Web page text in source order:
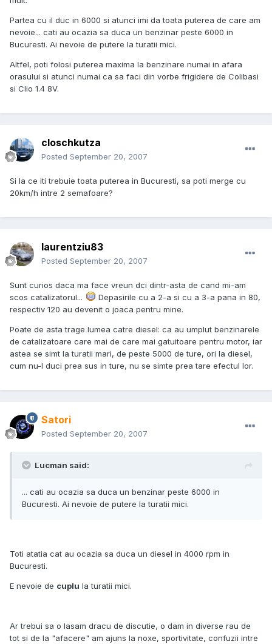
Partea cu il duc in 6000 si atunci imi da toata puterea de care am
nevoie... cati au ocazia sa duca un benzinar peste 6000 in
Bucuresti. Ai nevoie de putere la turatii mici.
Altfel, poti folosi puterea maxima la benzinare numai in afara
orasului si atunci numai ca sa faci din vorbe frigidere de Colibasi
si Clio 1.4 8V.
closchkutza
Posted September 20, 2007
Si la ce iti trebuie toata puterea in Bucuresti, sa poti merge cu
20km/h intre 2 semafoare?
laurentziu83
Posted September 20, 2007
Sunt curios daca ma face vreun dci dintr-asta de cand mi-am
scos catalizatorul...
Depasirile cu a 2-a si cu a 3-a pana in 80,
respectiv 120 au devenit o joaca pentru mine.
Poate de asta trage lumea catre diesel: ca au umplut benzinarele
de catalizatoare care mai de care mai gatuitoare pentru motor, iar
astea se simt la turatii mari, de peste 5000 de ture, ori la diesel,
cum nu-l duci prea sus in ture, nu se simte prea tare efectul lor.
Satori
Posted September 20, 2007
Lucman said:
... cati au ocazia sa duca un benzinar peste 6000 in
Bucuresti. Ai nevoie de putere la turatii mici.
Toti atatia cat au ocazia sa duca un diesel in 4000 rpm in
Bucuresti.
E nevoie de cuplu la turatii mici.
Ar trebui sa o lasam dracu de discutie, o dam in diverse rau de
tot si de la "afacere" am ajuns la noxe, sportivitate, confuzii intre